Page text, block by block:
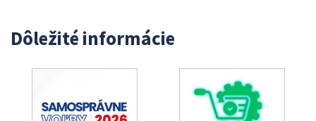
Dôležité informácie